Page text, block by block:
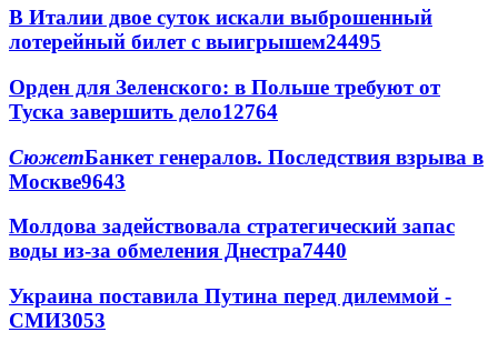
В Италии двое суток искали выброшенный
лотерейный билет с выигрышем24495
Орден для Зеленского: в Польше требуют от
Туска завершить дело12764
СюжетБанкет генералов. Последствия взрыва в
Москве9643
Молдова задействовала стратегический запас
воды из-за обмеления Днестра7440
Украина поставила Путина перед дилеммой -
СМИ3053